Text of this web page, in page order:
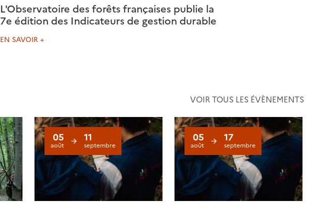
L'Observatoire des forêts françaises publie la
7e édition des Indicateurs de gestion durable
EN SAVOIR +
VOIR TOUS LES ÉVÈNEMENTS
05
août
11
septembre
05
août
17
septembre